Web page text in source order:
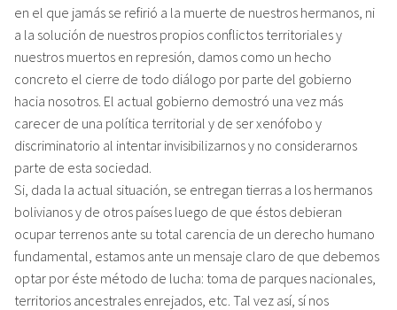
en el que jamás se refirió a la muerte de nuestros hermanos, ni
a la solución de nuestros propios conflictos territoriales y
nuestros muertos en represión, damos como un hecho
concreto el cierre de todo diálogo por parte del gobierno
hacia nosotros. El actual gobierno demostró una vez más
carecer de una política territorial y de ser xenófobo y
discriminatorio al intentar invisibilizarnos y no considerarnos
parte de esta sociedad.
Si, dada la actual situación, se entregan tierras a los hermanos
bolivianos y de otros países luego de que éstos debieran
ocupar terrenos ante su total carencia de un derecho humano
fundamental, estamos ante un mensaje claro de que debemos
optar por éste método de lucha: toma de parques nacionales,
territorios ancestrales enrejados, etc. Tal vez así, sí nos